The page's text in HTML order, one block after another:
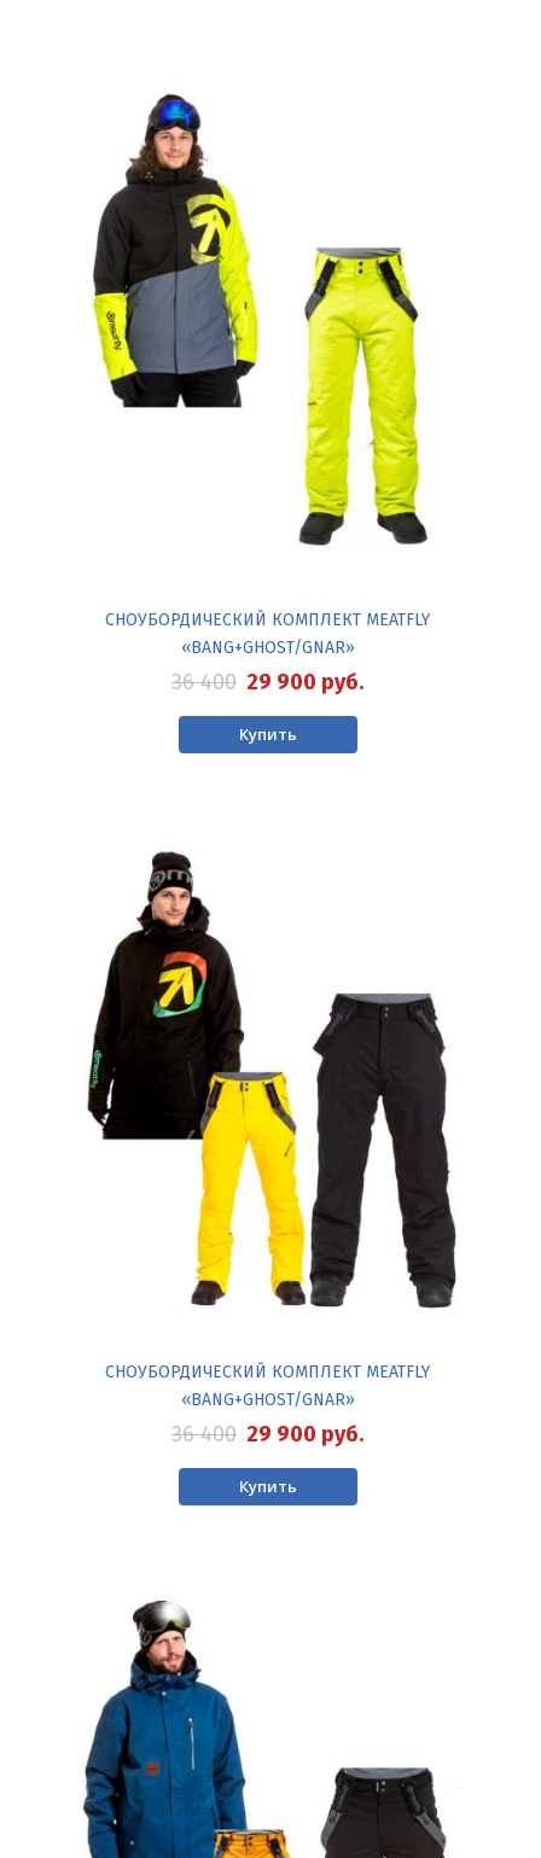
СНОУБОРДИЧЕСКИЙ КОМПЛЕКТ MEATFLY
«BANG+GHOST/GNAR»
36 400 29 900 руб.
Купить
СНОУБОРДИЧЕСКИЙ КОМПЛЕКТ MEATFLY
«BANG+GHOST/GNAR»
36 400 29 900 руб.
Купить